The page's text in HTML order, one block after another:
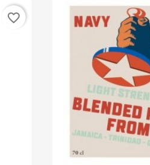
favorite_border